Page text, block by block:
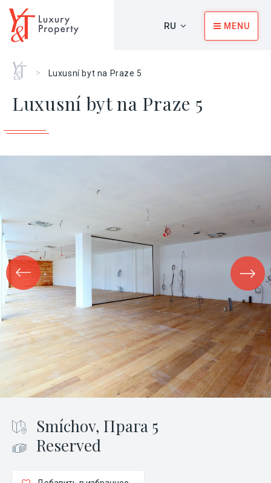
RU MENU
Главная
> Luxusní byt na Praze 5
Luxusní byt na Praze 5
Smíchov, Прага 5
Reserved